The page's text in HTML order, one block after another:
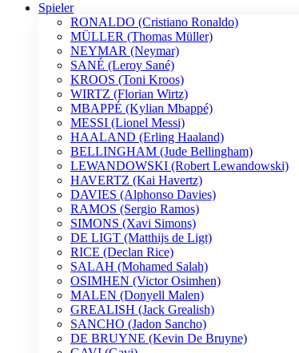
Spieler
RONALDO (Cristiano Ronaldo)
MÜLLER (Thomas Müller)
NEYMAR (Neymar)
SANÉ (Leroy Sané)
KROOS (Toni Kroos)
WIRTZ (Florian Wirtz)
MBAPPÉ (Kylian Mbappé)
MESSI (Lionel Messi)
HAALAND (Erling Haaland)
BELLINGHAM (Jude Bellingham)
LEWANDOWSKI (Robert Lewandowski)
HAVERTZ (Kai Havertz)
DAVIES (Alphonso Davies)
RAMOS (Sergio Ramos)
SIMONS (Xavi Simons)
DE LIGT (Matthijs de Ligt)
RICE (Declan Rice)
SALAH (Mohamed Salah)
OSIMHEN (Victor Osimhen)
MALEN (Donyell Malen)
GREALISH (Jack Grealish)
SANCHO (Jadon Sancho)
DE BRUYNE (Kevin De Bruyne)